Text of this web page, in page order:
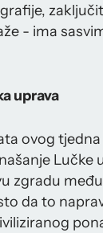
- ima
uprava
ovog
Lučke
zgradu
da to